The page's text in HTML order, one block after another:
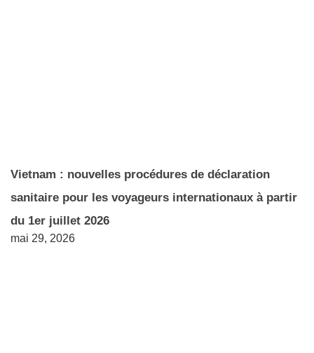
Vietnam : nouvelles procédures de déclaration
sanitaire pour les voyageurs internationaux à partir
du 1er juillet 2026
mai 29, 2026